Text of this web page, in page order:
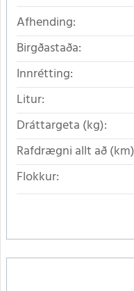
Afhending:
Birgðastaða:
Innrétting:
Litur:
Dráttargeta (kg):
Rafdrægni allt að
Flokkur: